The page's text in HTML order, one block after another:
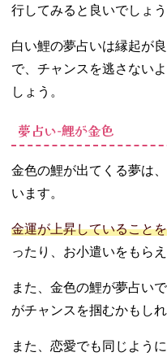
行してみると良いでしょう
白い鯉の夢占いは縁起が
で、チャンスを逃さない
しょう。
夢占い‐鯉が金色
金色の鯉が出てくる夢は
います。
金運が上昇していること
ったり、お小遣いをもら
また、金色の鯉が夢占い
がチャンスを掴むかもし
また、恋愛でも同じよう